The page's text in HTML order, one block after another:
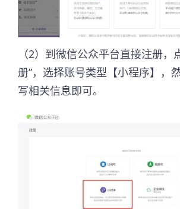
（2）到微信公众平台直接注册，
册”，选择账号类型【小程序】，
写相关信息即可。